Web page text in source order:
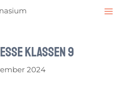
Klassen 9
2024